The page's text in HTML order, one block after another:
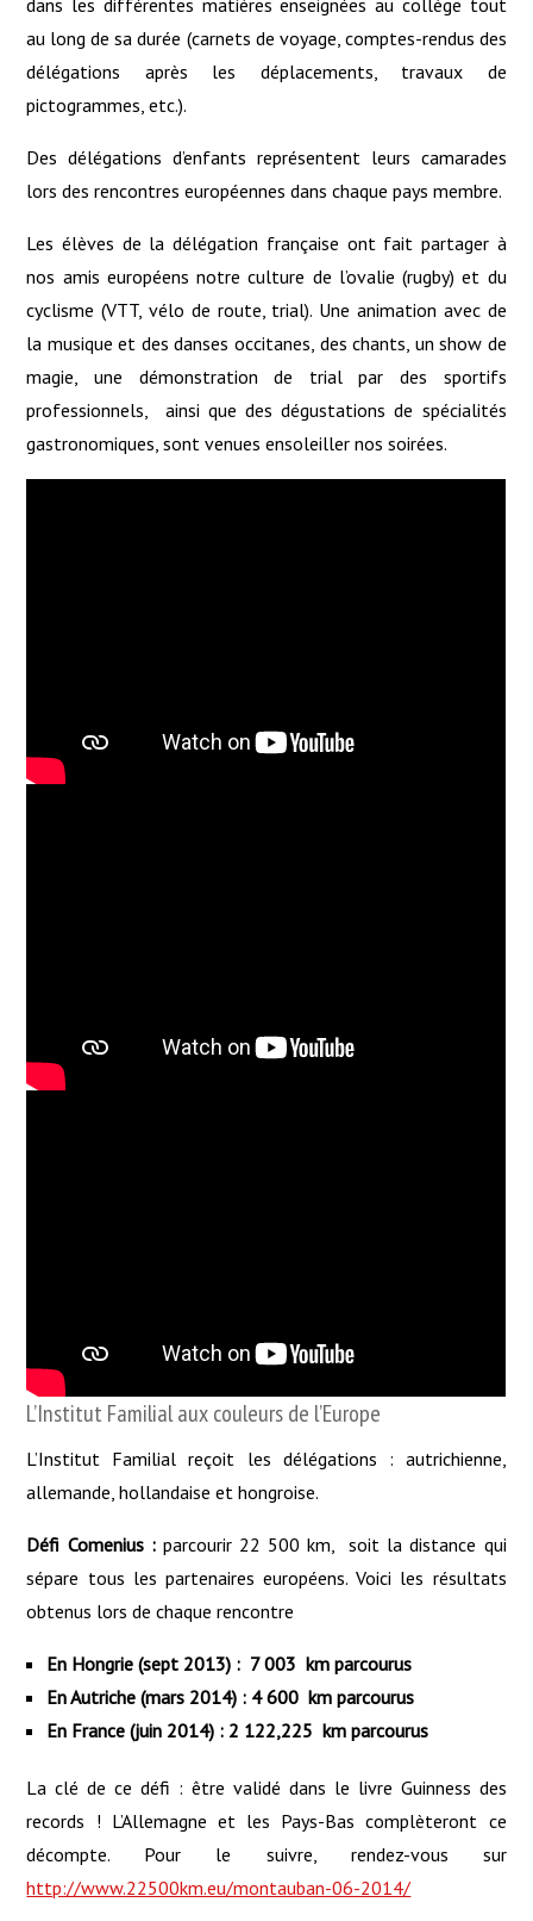
au long de sa durée (carnets de voyage, comptes-rendus des
délégations après les déplacements, travaux de
pictogrammes, etc.).
Des délégations d’enfants représentent leurs camarades
lors des rencontres européennes dans chaque pays membre.
Les élèves de la délégation française ont fait partager à
nos amis européens notre culture de l’ovalie (rugby) et du
cyclisme (VTT, vélo de route, trial). Une animation avec de
la musique et des danses occitanes, des chants, un show de
magie, une démonstration de trial par des sportifs
professionnels, ainsi que des dégustations de spécialités
gastronomiques, sont venues ensoleiller nos soirées.
L’Institut Familial aux couleurs de l’Europe
L’Institut Familial reçoit les délégations : autrichienne,
allemande, hollandaise et hongroise.
Défi Comenius :parcourir 22 500 km, soit la distance qui
sépare tous les partenaires européens. Voici les résultats
obtenus lors de chaque rencontre
En Hongrie (sept 2013) : 7 003 km parcourus
En Autriche (mars 2014) : 4 600 km parcourus
En France (juin 2014) : 2 122,225 km parcourus
La clé de ce défi : être validé dans le livre Guinness des
records ! L’Allemagne et les Pays-Bas complèteront ce
décompte. Pour le suivre, rendez-vous sur
http://www.22500km.eu/montauban-06-2014/